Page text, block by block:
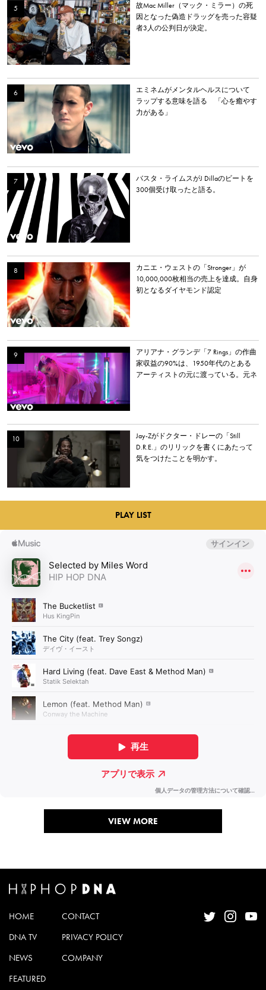
故Mac Miller（マック・ミラー）の死
因となった偽造ドラッグを売った容疑
者3人の公判日が決定。
エミネムがメンタルヘルスについて
ラップする意味を語る 「心を癒やす
力がある」
バスタ・ライムスがJ Dillaのビートを
300個受け取ったと語る。
カニエ・ウェストの「Stronger」が
10,000,000枚相当の売上を達成。自身
初となるダイヤモンド認定
アリアナ・グランデ「7 Rings」の作曲
家収益の90%は、1950年代のとある
アーティストの元に渡っている。元ネ
Jay-Zがドクター・ドレーの「Still
D.R.E.」のリリックを書くにあたって
気をつけたことを明かす。
PLAY LIST
VIEW MORE
HOME
DNA TV
NEWS
FEATURED
CONTACT
PRIVACY POLICY
COMPANY